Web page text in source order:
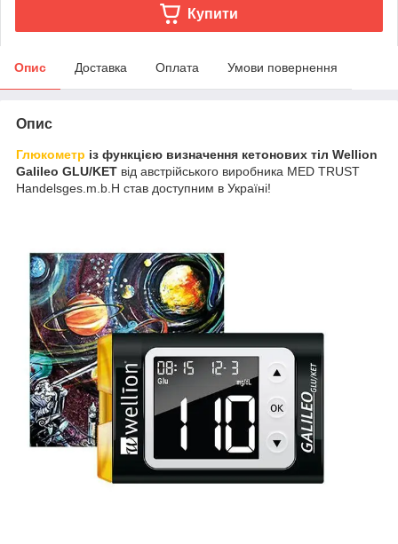
Купити
Опис Доставка Оплата Умови повернення
Опис
Глюкометр із функцією визначення кетонових тіл Wellion
Galileo GLU/KET від австрійського виробника MED TRUST
Handelsges.m.b.H став доступним в Україні!